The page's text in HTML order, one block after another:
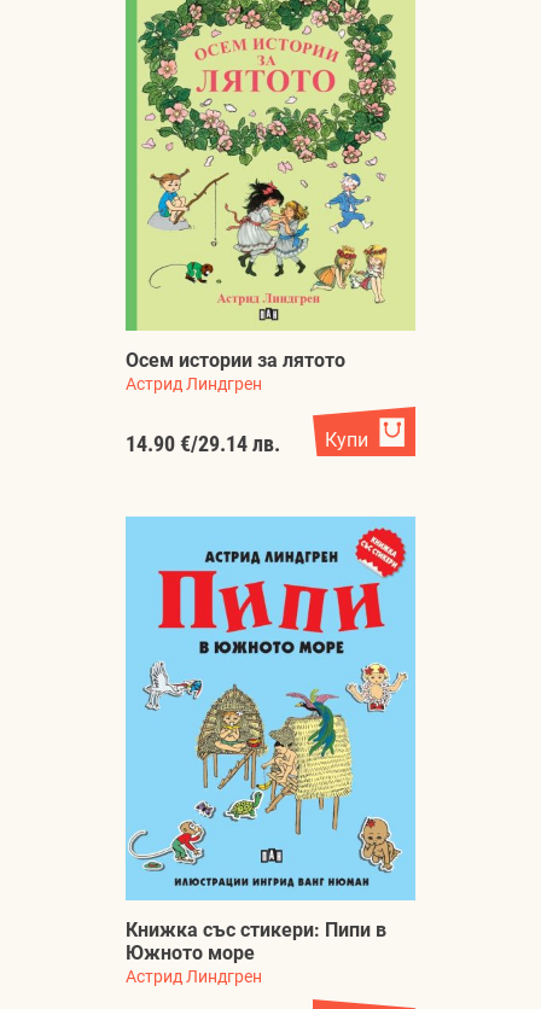
Осем истории за лятото
Астрид Линдгрен
14.90 €/29.14 лв. Купи
Книжка със стикери: Пипи в
Южното море
Астрид Линдгрен